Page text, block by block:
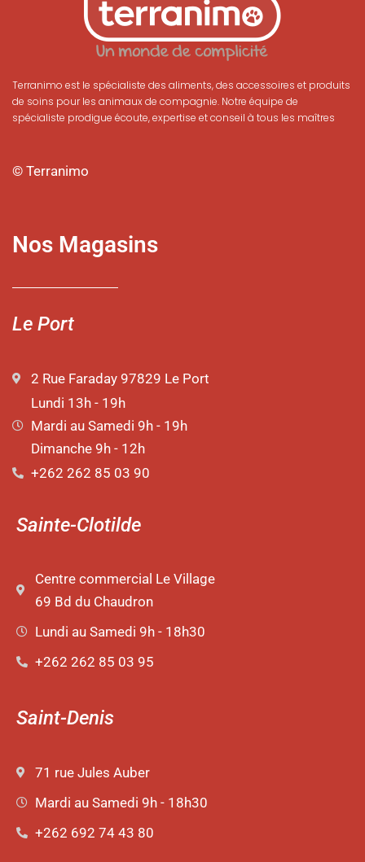
Terranimo est le spécialiste des aliments, des accessoires et produits
de soins pour les animaux de compagnie. Notre équipe de
spécialiste prodigue écoute, expertise et conseil à tous les maîtres
© Terranimo
Nos Magasins
Le Port
2 Rue Faraday 97829 Le Port
Lundi 13h - 19h
Mardi au Samedi 9h - 19h
Dimanche 9h - 12h
+262 262 85 03 90
Sainte-Clotilde
Centre commercial Le Village
69 Bd du Chaudron
Lundi au Samedi 9h - 18h30
+262 262 85 03 95
Saint-Denis
71 rue Jules Auber
Mardi au Samedi 9h - 18h30
+262 692 74 43 80